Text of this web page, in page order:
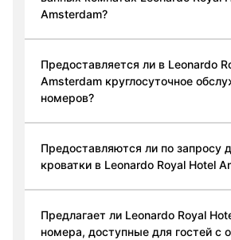
Amsterdam?
Предоставляется ли в Leonardo
Amsterdam круглосуточное
номеров?
Предоставляются ли по запросу
кроватки в Leonardo Royal Hotel
Предлагает ли Leonardo Royal
номера, доступные для гостей с